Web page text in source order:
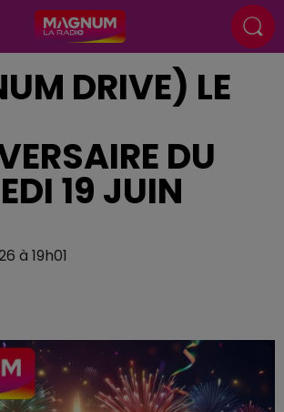
DRIVE) LE
DU
19 JUIN
à 19h01